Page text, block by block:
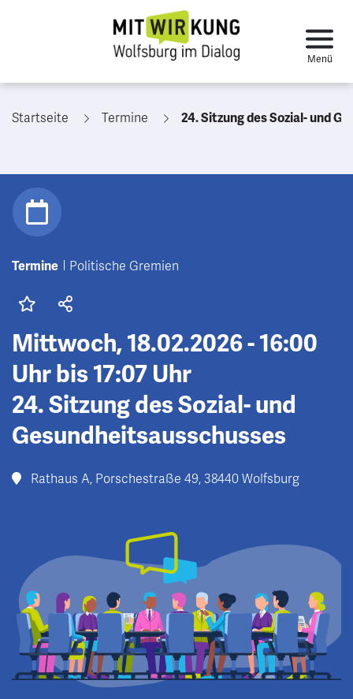
Startseite Termine 24. Sitzung des Sozial- und
Termine Politische Gremien
Mittwoch, 18.02.2026 - 16:00
Uhr bis 17:07 Uhr
24. Sitzung des Sozial- und
Gesundheitsausschusses
Rathaus A, Porschestraße 49, 38440 Wolfsburg